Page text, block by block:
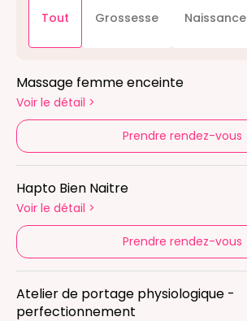
Tout Grossesse Naissance
Massage femme enceinte
Voir le détail >
Prendre rendez-vous
Hapto Bien Naitre
Voir le détail >
Prendre rendez-vous
Atelier de portage physiologique -
perfectionnement